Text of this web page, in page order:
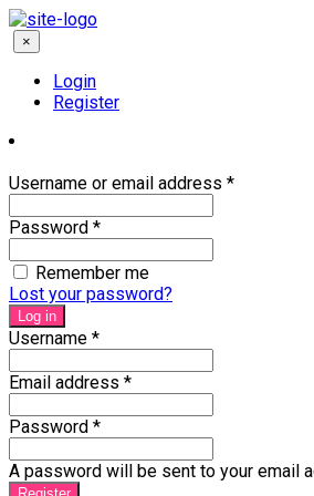
×
Login
Register
Username or email address *
Password *
Remember me
Lost your password?
Log in
Username *
Email address *
Password *
A password will be sent to your email